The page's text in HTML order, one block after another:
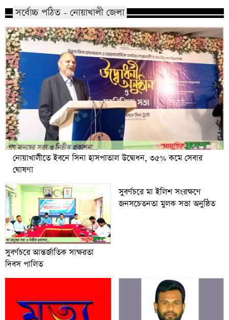
সর্বোচ্চ পঠিত - নোয়াখালী জেলা
নোয়াখালীতে ইবনে সিনা হাসপাতাল উদ্বোধন, ৩৫% কমে সেবার
ঘোষণা
সুবর্ণচরে আন্তর্জাতিক সাক্ষরতা
দিবস পালিত
সুবর্ণচরে মা ইলিশ সংরক্ষণে
জনসচেতনতা মুলক সভা অনুষ্ঠিত